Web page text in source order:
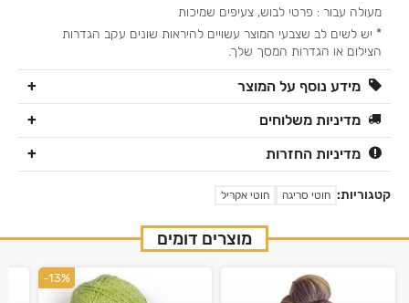
מעולה עבור : פרטי לבוש, צעיפים שמיכות
* יש לשים לב שצבעי המוצר עשויים להיראות שונים עקב הגדרות
הצילום או הגדרות המסך שלך.
מידע נוסף על המוצר
מדיניות משלוחים
מדיניות החזרות
קטגוריות: חוטי סריגה חוטי אקריל
מוצרים דומים
-13%